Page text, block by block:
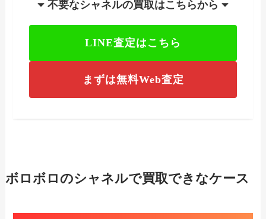
不要なシャネルの買取はこちらから
LINE査定はこちら
まずは無料Web査定
ボロボロのシャネルで買取できなケース